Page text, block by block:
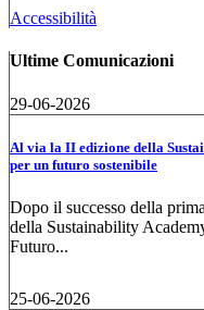
Accessibilità
Ultime Comunicazioni
29-06-2026
Al via la II edizione della
per un futuro sostenibile
Dopo il successo della
della Sustainability
Futuro...
25-06-2026